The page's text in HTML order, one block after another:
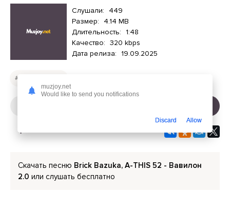
Слушали:
449
Размер:
4.14 MB
Длительность: 1:48
Качество: 320 kbps
Дата релиза: 19.09.2025
Скачать песню Brick Bazuka, A-THIS 52 - Вавилон
2.0 или слушать бесплатно
muzjoy.net
Would like to send you notifications
Discard Allow